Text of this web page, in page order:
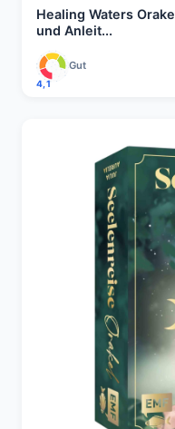
Healing Waters
und Anleit...
4,1
Gut